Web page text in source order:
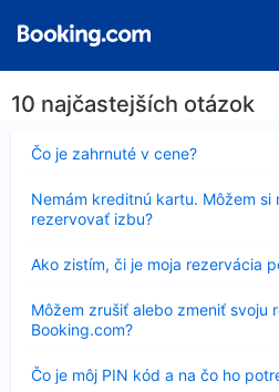
10 najčastejších otázok
Čo je zahrnuté v cene?
Nezobrazuje
sa
Nemám kreditnú kartu. Môžem si
rezervovať izbu?
sa
Ako zistím, či je moja rezervácia
sa
Môžem zrušiť alebo zmeniť svoju
Booking.com?
sa
Čo je môj PIN kód a na čo ho
Nezobrazuje
sa